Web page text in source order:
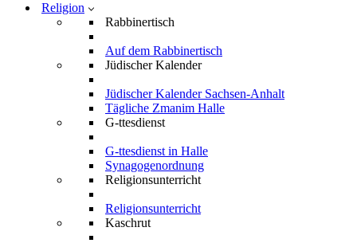
Religion
Rabbinertisch
Auf dem Rabbinertisch
Jüdischer Kalender
Jüdischer Kalender Sachsen-Anhalt
Tägliche Zmanim Halle
G-ttesdienst
G-ttesdienst in Halle
Synagogenordnung
Religionsunterricht
Religionsunterricht
Kaschrut